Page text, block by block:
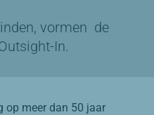
vormen de
In.
op meer dan 50 jaar